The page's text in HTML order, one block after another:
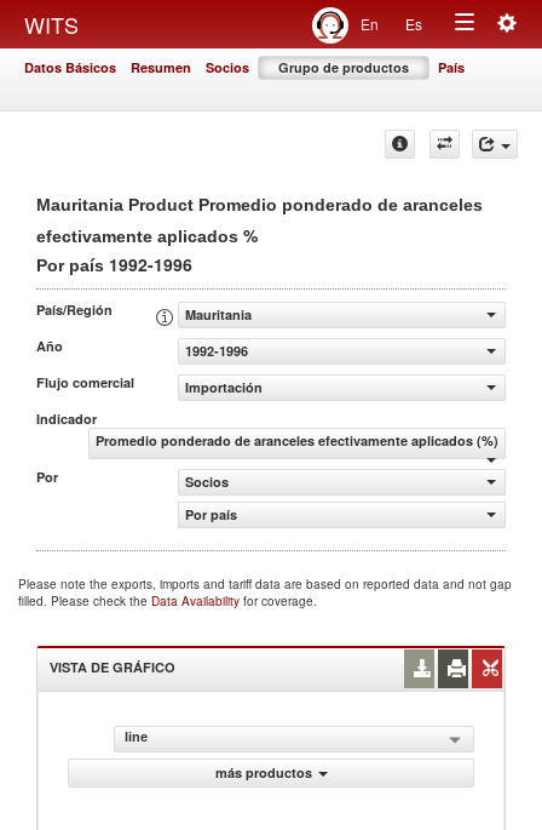
WITS En Es
Toggle
Datos Básicos Resumen Socios Grupo de productos País
Mauritania Product Promedio ponderado de aranceles
efectivamente aplicados %
Por país 1992-1996
País/Región
Mauritania
Año
1992-1996
Flujo comercial
Importación
Indicador
Promedio ponderado de aranceles efectivamente aplicados (%)
Por
Socios
Por país
Please note the exports, imports and tariff data are based on reported data and not gap
filled. Please check the Data Availability for coverage.
VISTA DE GRÁFICO
line
más productos